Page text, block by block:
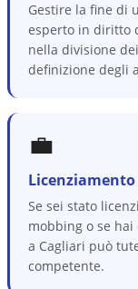
Gestire la fine di
esperto in diritto
nella divisione
definizione degli
💼
Se sei stato
mobbing o se hai
a Cagliari può
competente.